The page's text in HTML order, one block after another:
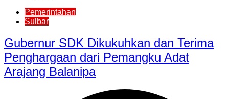
Pemerintahan
Sulbar
Gubernur SDK Dikukuhkan dan Terima
Penghargaan dari Pemangku Adat
Arajang Balanipa